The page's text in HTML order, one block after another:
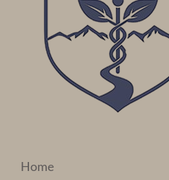
Home